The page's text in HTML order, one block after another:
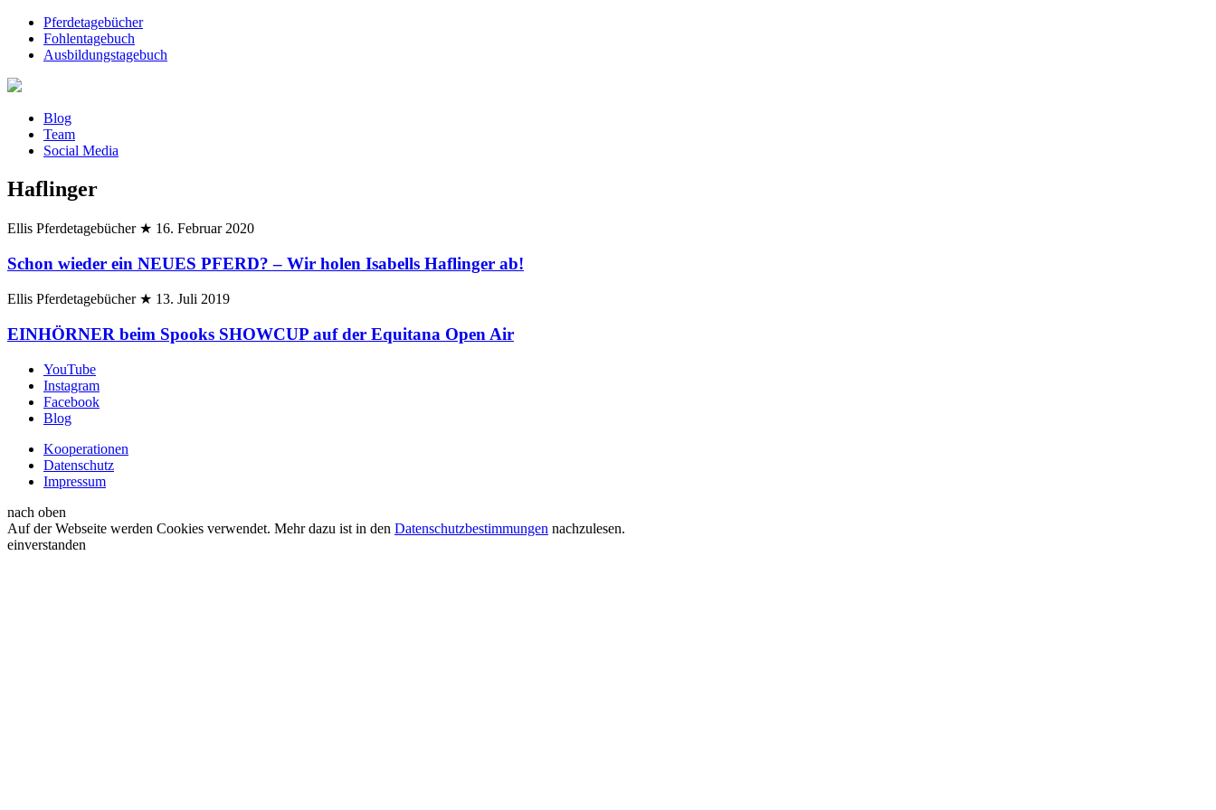
Pferdetagebücher
Fohlentagebuch
Ausbildungstagebuch
Blog
Team
Social Media
Haflinger
Ellis Pferdetagebücher ★ 16. Februar 2020
Schon wieder ein NEUES PFERD? – Wir holen Isabells Haflinger ab!
Ellis Pferdetagebücher ★ 13. Juli 2019
EINHÖRNER beim Spooks SHOWCUP auf der Equitana Open Air
YouTube
Instagram
Facebook
Blog
Kooperationen
Datenschutz
Impressum
nach oben
Auf der Webseite werden Cookies verwendet. Mehr dazu ist in den Datenschutzbestimmungen nachzulesen.
einverstanden